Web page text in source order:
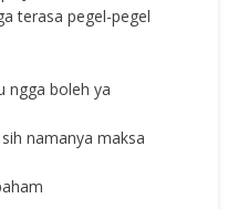
terasa pegel-pegel
ngga boleh ya
namanya maksa